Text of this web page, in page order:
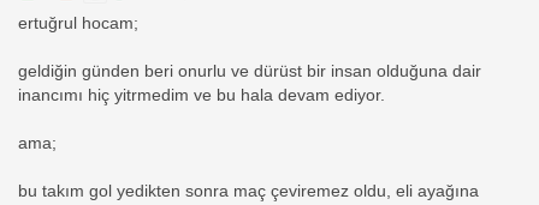
ertuğrul hocam;
geldiğin günden beri onurlu ve dürüst bir insan olduğuna dair
inancımı hiç yitrmedim ve bu hala devam ediyor.
ama;
bu takım gol yedikten sonra maç çeviremez oldu, eli ayağına